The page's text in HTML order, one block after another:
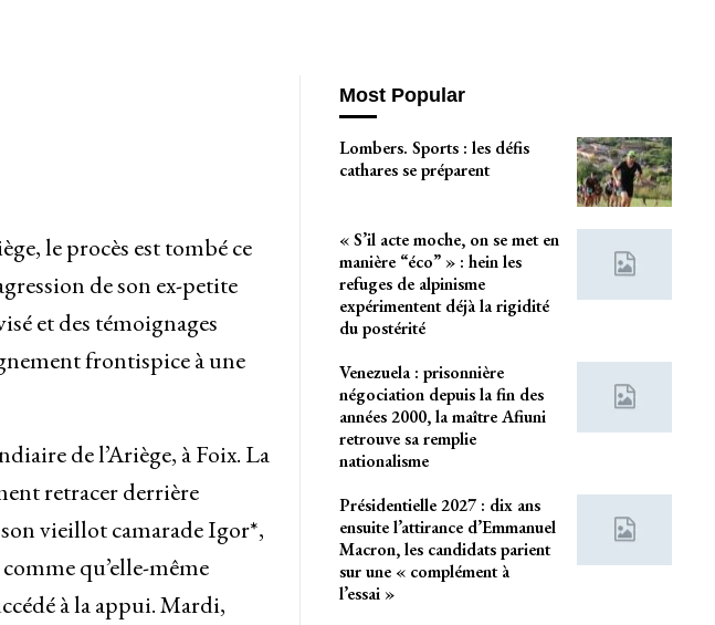
le procès est tombé ce
de son ex-petite
et des témoignages
frontispice à une
de l’Ariège, à Foix. La
retracer derrière
vieillot camarade Igor*,
qu’elle-même
à la appui. Mardi,
Most Popular
Lombers. Sports : les défis
cathares se préparent
« S’il acte moche, on se met en
manière “éco” » : hein les
refuges de alpinisme
expérimentent déjà la rigidité
du postérité
Venezuela : prisonnière
négociation depuis la fin des
années 2000, la maître Afiuni
retrouve sa remplie
nationalisme
Présidentielle 2027 : dix ans
ensuite l’attirance d’Emmanuel
Macron, les candidats parient
sur une « complément à
l’essai »